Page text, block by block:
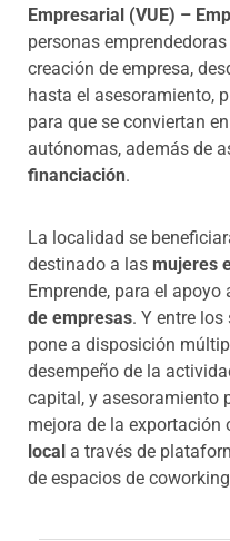
Empresarial (VUE) –
personas
creación de empresa,
hasta el asesoramiento,
para que se conviertan
autónomas, además de
financiación.
La localidad se
destinado a las mujeres
Emprende, para el apoyo
de empresas. Y entre
pone a disposición
desempeño de la
capital, y asesoramiento
mejora de la exportación
local a través de
de espacios de